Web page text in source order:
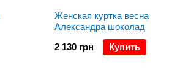
Женская куртка весна
Александра шоколад
2 130 грн
Купить